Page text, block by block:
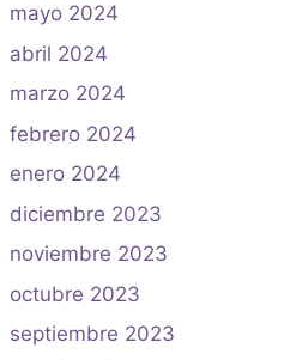
mayo 2024
abril 2024
marzo 2024
febrero 2024
enero 2024
diciembre 2023
noviembre 2023
octubre 2023
septiembre 2023